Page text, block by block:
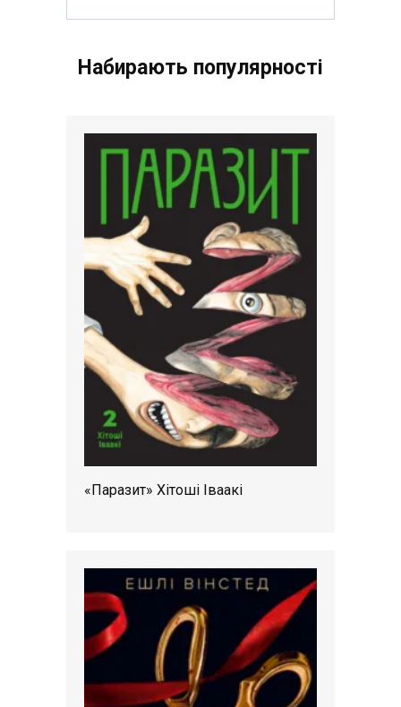
Набирають популярності
«Паразит» Хітоші Іваакі